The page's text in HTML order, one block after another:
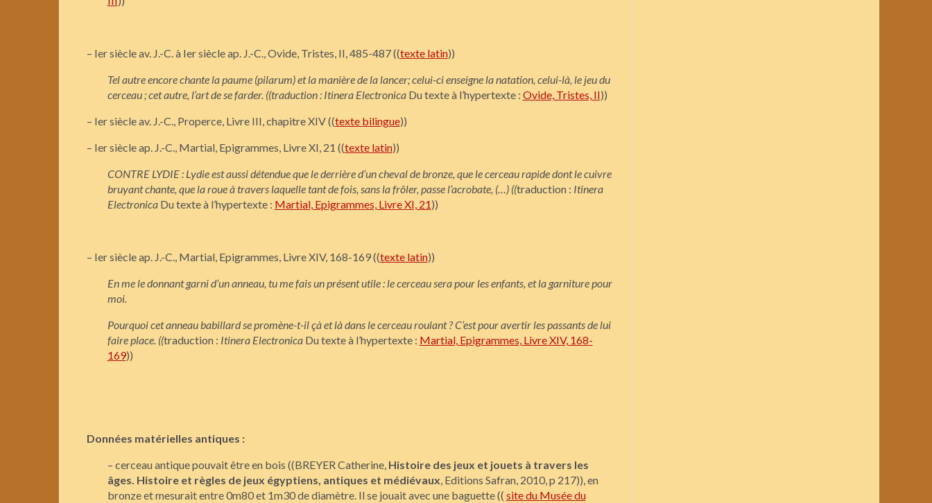
– Ier siècle av. J.-C. à Ier siècle ap. J.-C., Ovide, Tristes, II, 485-487 ((texte latin))
Tel autre encore chante la paume (pilarum) et la manière de la lancer; celui-ci enseigne la natation, celui-là, le jeu du
cerceau ; cet autre, l’art de se farder. ((traduction : Itinera ElectronicaDu texte à l’hypertexte : Ovide, Tristes, II))
– Ier siècle av. J.-C., Properce, Livre III, chapitre XIV ((texte bilingue))
– Ier siècle ap. J.-C., Martial, Epigrammes, Livre XI, 21 ((texte latin))
CONTRE LYDIE : Lydie est aussi détendue que le derrière d’un cheval de bronze, que le cerceau rapide dont le cuivre
bruyant chante, que la roue à travers laquelle tant de fois, sans la frôler, passe l’acrobate, (…) ((traduction : Itinera
ElectronicaDu texte à l’hypertexte : Martial, Epigrammes, Livre XI, 21))
– Ier siècle ap. J.-C., Martial, Epigrammes, Livre XIV, 168-169 ((texte latin))
En me le donnant garni d’un anneau, tu me fais un présent utile : le cerceau sera pour les enfants, et la garniture pour
moi.
Pourquoi cet anneau babillard se promène-t-il çà et là dans le cerceau roulant ? C’est pour avertir les passants de lui
faire place. ((traduction : Itinera ElectronicaDu texte à l’hypertexte : Martial, Epigrammes, Livre XIV, 168-
169))
Données matérielles antiques :
– cerceau antique pouvait être en bois ((BREYER Catherine, Histoire des jeux et jouets à travers les
âges. Histoire et règles de jeux égyptiens, antiques et médiévaux, Editions Safran, 2010, p 217)), en
bronze et mesurait entre 0m80 et 1m30 de diamètre. Il se jouait avec une baguette (( site du Musée du